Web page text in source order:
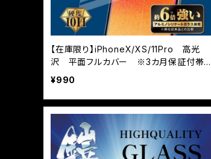
【在庫限り】iPhoneX/XS/11Pro 高光
沢 平面フルカバー ※3カ月保証付帯
なし
¥990